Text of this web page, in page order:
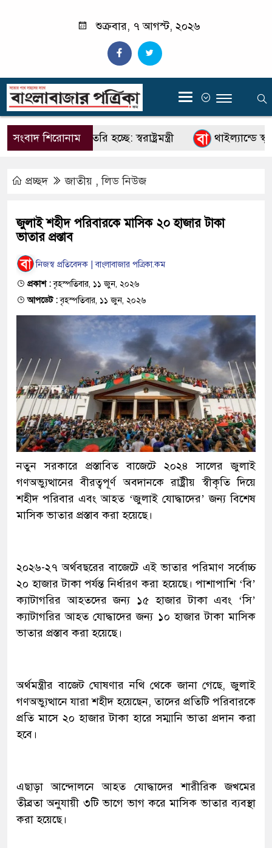
শুক্রবার, ৭ আগস্ট, ২০২৬
‍
সংবাদ শিরোনাম
তালিকা তৈরি হচ্ছে: স্বরাষ্ট্রমন্ত্রী থাইল্যান্ডে
প্রচ্ছদ জাতীয় ,লিড নিউজ
জুলাই শহীদ পরিবারকে মাসিক ২০ হাজার টাকা
ভাতার প্রস্তাব
নিজস্ব প্রতিবেদক | বাংলাবাজার পত্রিকা.কম
প্রকাশ :বৃহস্পতিবার, ১১ জুন, ২০২৬
আপডেট :বৃহস্পতিবার, ১১ জুন, ২০২৬
নতুন সরকারে প্রস্তাবিত বাজেটে ২০২৪ সালের জুলাই
গণঅভ্যুত্থানের বীরত্বপূর্ণ অবদানকে রাষ্ট্রীয় স্বীকৃতি দিয়ে
শহীদ পরিবার এবং আহত ‘জুলাই যোদ্ধাদের’ জন্য বিশেষ
মাসিক ভাতার প্রস্তাব করা হয়েছে।
২০২৬-২৭ অর্থবছরের বাজেটে এই ভাতার পরিমাণ সর্বোচ্চ
২০ হাজার টাকা পর্যন্ত নির্ধারণ করা হয়েছে। পাশাপাশি ‘বি’
ক্যাটাগরির আহতদের জন্য ১৫ হাজার টাকা এবং ‘সি’
ক্যাটাগরির আহত যোদ্ধাদের জন্য ১০ হাজার টাকা মাসিক
ভাতার প্রস্তাব করা হয়েছে।
অর্থমন্ত্রীর বাজেট ঘোষণার নথি থেকে জানা গেছে, জুলাই
গণঅভ্যুত্থানে যারা শহীদ হয়েছেন, তাদের প্রতিটি পরিবারকে
প্রতি মাসে ২০ হাজার টাকা হারে সম্মানি ভাতা প্রদান করা
হবে।
এছাড়া আন্দোলনে আহত যোদ্ধাদের শারীরিক জখমের
তীব্রতা অনুযায়ী ৩টি ভাগে ভাগ করে মাসিক ভাতার ব্যবস্থা
করা হয়েছে।